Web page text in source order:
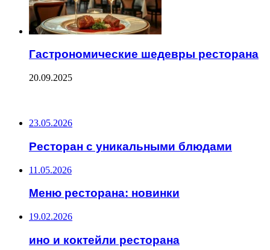
Гастрономические шедевры ресторана
20.09.2025
23.05.2026
Ресторан с уникальными блюдами
11.05.2026
Меню ресторана: новинки
19.02.2026
ино и коктейли ресторана